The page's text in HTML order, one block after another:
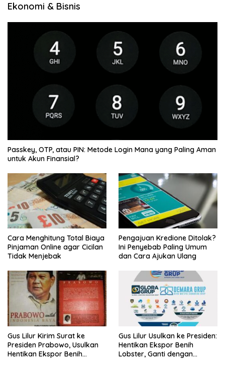
Ekonomi & Bisnis
Passkey, OTP, atau PIN: Metode Login Mana yang Paling Aman
untuk Akun Finansial?
Cara Menghitung Total Biaya
Pinjaman Online agar Cicilan
Tidak Menjebak
Pengajuan Kredione Ditolak?
Ini Penyebab Paling Umum
dan Cara Ajukan Ulang
Gus Lilur Kirim Surat ke
Presiden Prabowo, Usulkan
Hentikan Ekspor Benih
Gus Lilur Usulkan ke Presiden:
Hentikan Ekspor Benih
Lobster, Ganti dengan